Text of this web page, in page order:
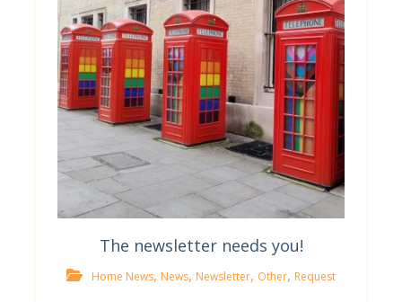
The newsletter needs you!
Home News, News, Newsletter, Other, Request